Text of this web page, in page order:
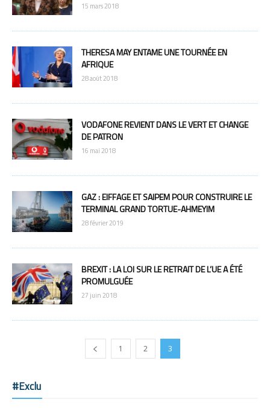
15 mars 2018
THERESA MAY ENTAME UNE TOURNÉE EN
AFRIQUE
28 août 2018
VODAFONE REVIENT DANS LE VERT ET CHANGE
DE PATRON
16 mai 2018
GAZ : EIFFAGE ET SAIPEM POUR CONSTRUIRE LE
TERMINAL GRAND TORTUE-AHMEYIM
28 février 2019
BREXIT : LA LOI SUR LE RETRAIT DE L’UE A ÉTÉ
PROMULGUÉE
27 juin 2018
1 2 3
#Exclu